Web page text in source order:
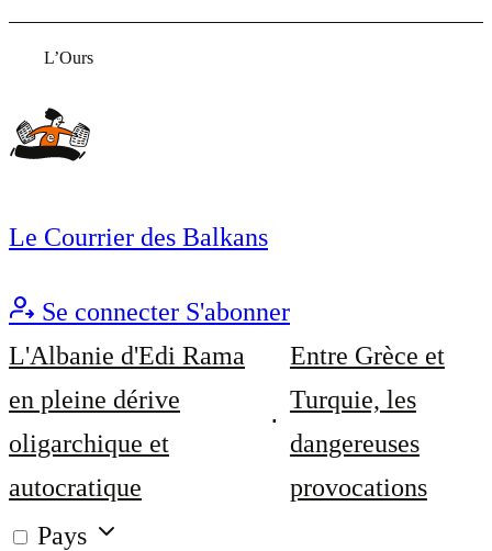
L’Ours
Le Courrier des Balkans
Se connecter S'abonner
L'Albanie d'Edi Rama
en pleine dérive
oligarchique et
autocratique
Entre Grèce et
Turquie, les
dangereuses
provocations
Pays